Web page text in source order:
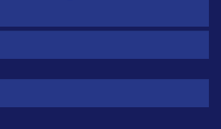
pesquisa